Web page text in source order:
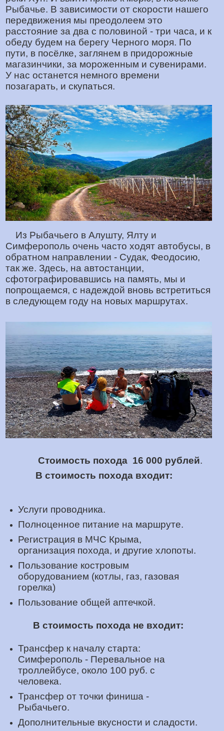
Рыбачье. В зависимости от скорости нашего
передвижения мы преодолеем это
расстояние за два с половиной - три часа, и к
обеду будем на берегу Черного моря. По
пути, в посёлке, заглянем в придорожные
магазинчики, за мороженным и сувенирами.
У нас останется немного времени
позагарать, и скупаться.
Из Рыбачьего в Алушту, Ялту и
Симферополь очень часто ходят автобусы, в
обратном направлении - Судак, Феодосию,
так же. Здесь, на автостанции,
сфотографировавшись на память, мы и
попрощаемся, с надеждой вновь встретиться
в следующем году на новых маршрутах.
Стоимость похода 16 000 рублей.
В стоимость похода входит:
Услуги проводника.
Полноценное питание на маршруте.
Регистрация в МЧС Крыма,
организация похода, и другие хлопоты.
Пользование костровым
оборудованием (котлы, газ, газовая
горелка)
Пользование общей аптечкой.
В стоимость похода не входит:
Трансфер к началу старта:
Симферополь - Перевальное на
троллейбусе, около 100 руб. с
человека.
Трансфер от точки финиша -
Рыбачьего.
Дополнительные вкусности и сладости.